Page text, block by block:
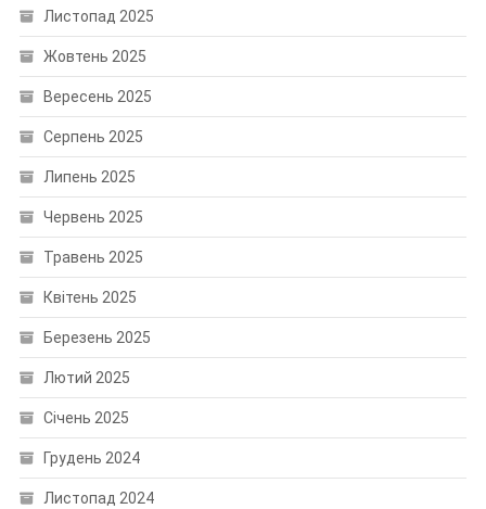
Листопад 2025
Жовтень 2025
Вересень 2025
Серпень 2025
Липень 2025
Червень 2025
Травень 2025
Квітень 2025
Березень 2025
Лютий 2025
Січень 2025
Грудень 2024
Листопад 2024